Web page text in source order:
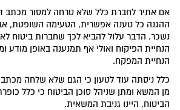
אם אתיר לחברת כלל שלא טרחה למסור מכתב
ההגנה כל טענה אפשרית, הטעימה השופטת,
נשכר. הדבר עלול להביא לכך שחברות ביטוח
הנחיית הפיקוח ואולי אף תמנענה באופן מודע
הנחיית המפקח.
כלל ניסתה עוד לטעון כי הגם שלא שלחה
מן המשא ומתן שניהל סוכן הביטוח כי כלל
הביטוח, היינו גניבת המשאית.